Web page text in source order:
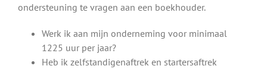
ondersteuning te vragen aan een boekhouder.
Werk ik aan mijn onderneming voor minimaal
1225 uur per jaar?
Heb ik zelfstandigenaftrek en startersaftrek